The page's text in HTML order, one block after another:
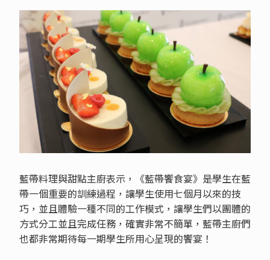
藍帶料理與甜點主廚表示，《藍帶饗食宴》是學生在藍
帶一個重要的訓練過程，讓學生使用七個月以來的技
巧，並且體驗一種不同的工作模式，讓學生們以團體的
方式分工並且完成任務，確實非常不簡單，藍帶主廚們
也都非常期待每一期學生所用心呈現的饗宴！